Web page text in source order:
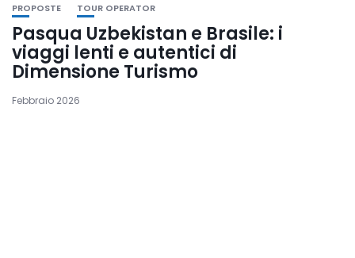
PROPOSTE TOUR OPERATOR
Pasqua Uzbekistan e Brasile: i
viaggi lenti e autentici di
Dimensione Turismo
Febbraio 2026